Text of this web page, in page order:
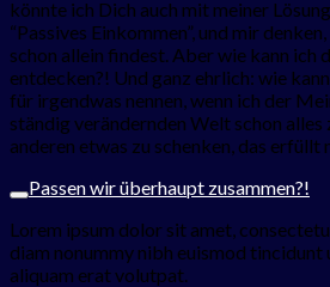
könnte ich Dich auch mit meiner
“Passives Einkommen”, und mir
schon allein findest. Aber wie kann ich
entdecken?! Und ganz ehrlich: wie
für irgendwas nennen, wenn ich der
ständig verändernden Welt schon alles
anderen etwas zu schenken, das erfüllt
Passen wir überhaupt zusammen?!
Lorem ipsum dolor sit amet,
diam nonummy nibh euismod
aliquam erat volutpat.